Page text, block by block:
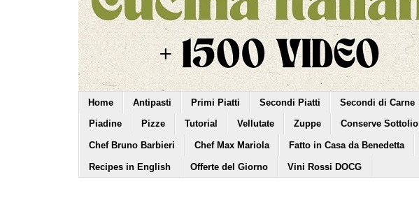
Home Antipasti Primi Piatti Secondi Piatti Secondi di Carne
Piadine Pizze Tutorial Vellutate Zuppe Conserve Sottolio
Chef Bruno Barbieri Chef Max Mariola Fatto in Casa da Benedetta
Recipes in English Offerte del Giorno Vini Rossi DOCG